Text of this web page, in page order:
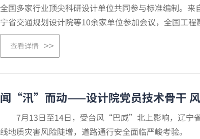
全国多家行业顶尖科研设计单位共同参与标准编制。
宁省交通规划设计院等10余家单位参加会议，全国工程
查看详情
闻“汛”而动——设计院党员技术骨干
7月13日至14日，受台风“巴威”北上影响，辽宁省
线地质灾害风险陡增，道路通行安全面临严峻考验。